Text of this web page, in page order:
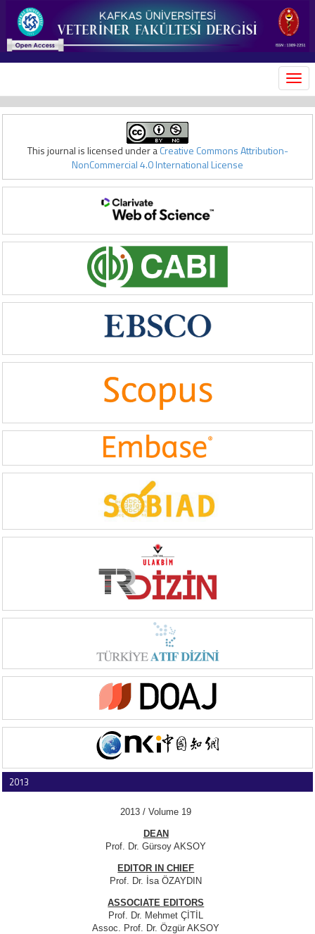
This journal is licensed under aCreative Commons Attribution-
NonCommercial 4.0 International License
2013
2013 / Volume 19
DEAN
Prof. Dr. Gürsoy AKSOY
EDITOR IN CHIEF
Prof. Dr. İsa ÖZAYDIN
ASSOCIATE EDITORS
Prof. Dr. Mehmet ÇİTİL
Assoc. Prof. Dr. Özgür AKSOY